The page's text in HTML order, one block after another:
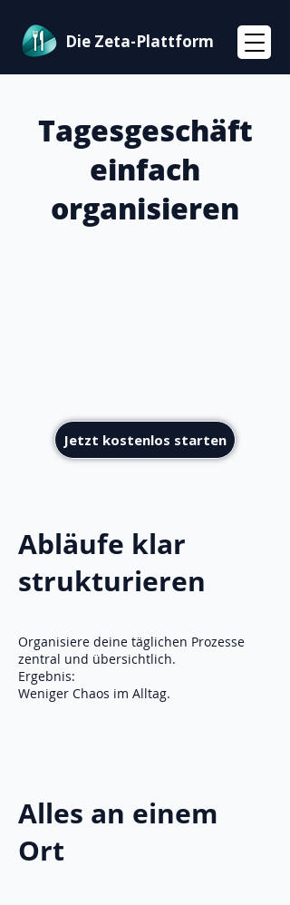
Die Zeta-Plattform
Tagesgeschäft
einfach
organisieren
Jetzt kostenlos starten
Abläufe klar
strukturieren
Organisiere deine täglichen Prozesse
zentral und übersichtlich.
Ergebnis:
Weniger Chaos im Alltag.
Alles an einem
Ort